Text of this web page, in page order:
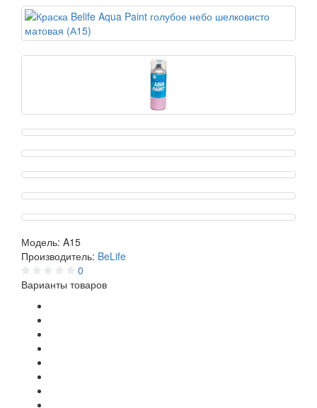
Модель: A15
Производитель: BeLife
0
Варианты товаров